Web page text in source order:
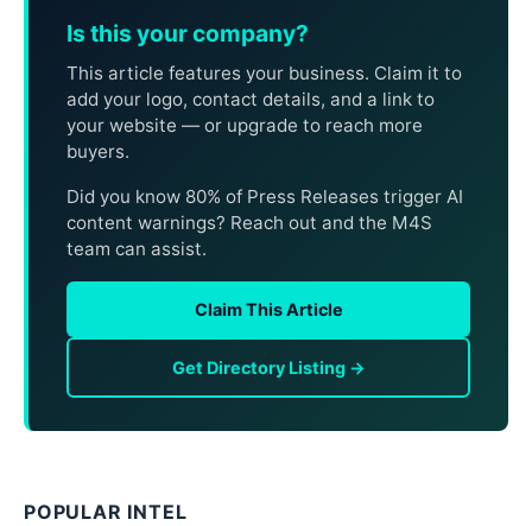
Is this your company?
This article features your business. Claim it to
add your logo, contact details, and a link to
your website — or upgrade to reach more
buyers.
Did you know 80% of Press Releases trigger AI
content warnings? Reach out and the M4S
team can assist.
Claim This Article
Get Directory Listing →
POPULAR INTEL